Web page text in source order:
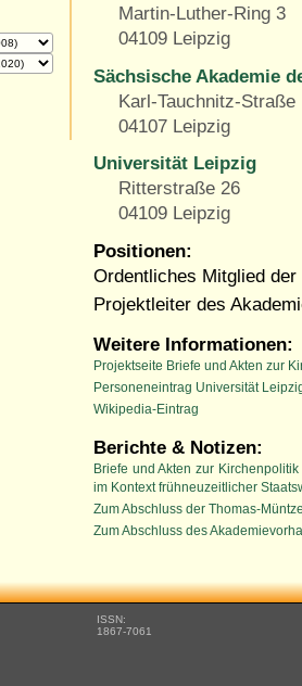
Martin-Luther-Ring 3
04109 Leipzig
Sächsische Akademie
Karl-Tauchnitz-Straße
04107 Leipzig
Universität Leipzig
Ritterstraße 26
04109 Leipzig
Positionen:
Ordentliches Mitglied
Projektleiter des
Weitere Informationen:
Projektseite Briefe und Akten zur
Personeneintrag Universität
Wikipedia-Eintrag
Berichte & Notizen:
Briefe und Akten zur
im Kontext frühneuzeitlicher
Zum Abschluss der Thomas-
Zum Abschluss des
ISSN:
1867-7061